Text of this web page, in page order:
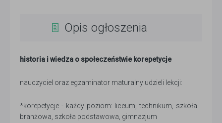
Opis ogłoszenia
historia i wiedza o społeczeństwie korepetycje
nauczyciel oraz egzaminator maturalny udzieli lekcji:
*korepetycje - każdy poziom: liceum, technikum, szkoła
branżowa, szkoła podstawowa, gimnazjum